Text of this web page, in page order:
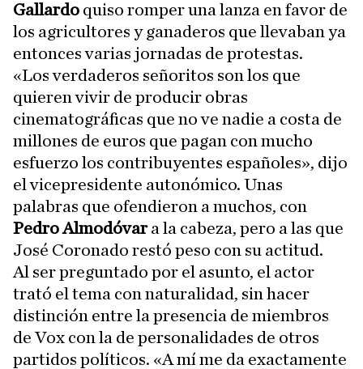
Gallardo quiso romper una lanza en favor de
los agricultores y ganaderos que llevaban ya
entonces varias jornadas de protestas.
«Los verdaderos señoritos son los que
quieren vivir de producir obras
cinematográficas que no ve nadie a costa de
millones de euros que pagan con mucho
esfuerzo los contribuyentes españoles», dijo
el vicepresidente autonómico. Unas
palabras que ofendieron a muchos, con
Pedro Almodóvara la cabeza, pero a las que
José Coronado restó peso con su actitud.
Al ser preguntado por el asunto, el actor
trató el tema con naturalidad, sin hacer
distinción entre la presencia de miembros
de Vox con la de personalidades de otros
partidos políticos. «A mí me da exactamente